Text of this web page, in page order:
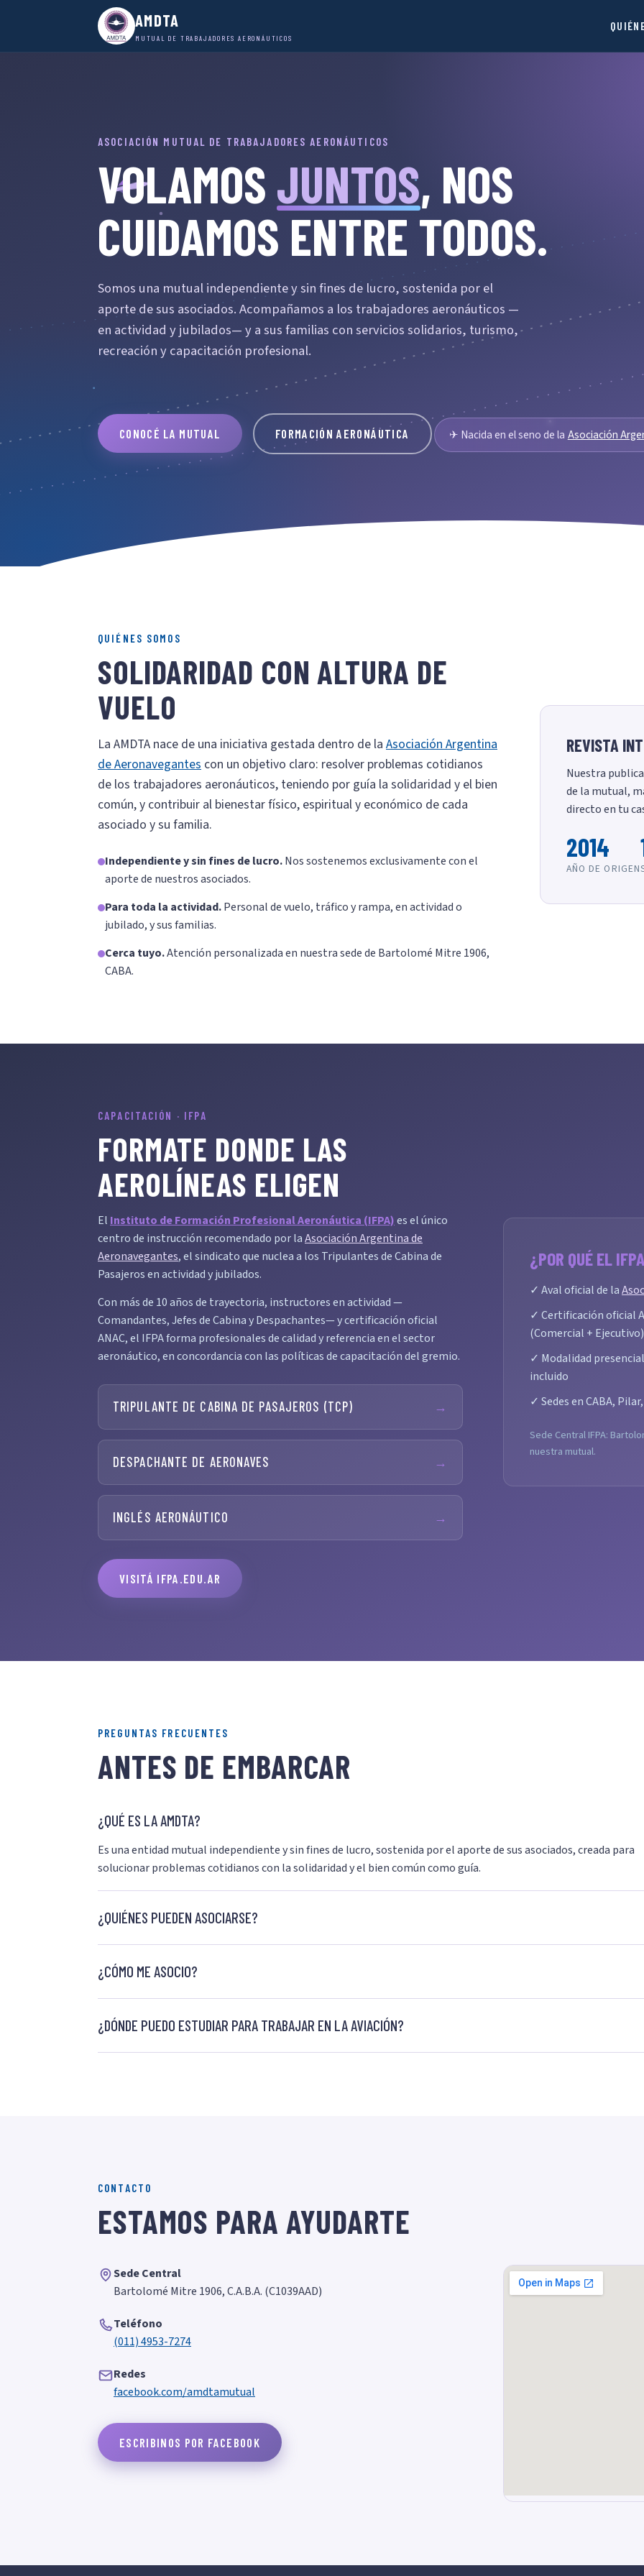
AMDTA
MUTUAL DE TRABAJADORES AERONÁUTICOS
ASOCIACIÓN MUTUAL DE TRABAJADORES AERONÁUTICOS
VOLAMOS JUNTOS, NOS
CUIDAMOS ENTRE TODOS.
Somos una mutual independiente y sin fines de lucro, sostenida por el
aporte de sus asociados. Acompañamos a los trabajadores aeronáuticos —
en actividad y jubilados— y a sus familias con servicios solidarios, turismo,
recreación y capacitación profesional.
CONOCÉ LA MUTUAL FORMACIÓN AERONÁUTICA ✈ Nacida en el seno de la Asociación
QUIÉNES SOMOS
SOLIDARIDAD CON ALTURA DE
VUELO
La AMDTA nace de una iniciativa gestada dentro de la Asociación Argentina
de Aeronavegantes con un objetivo claro: resolver problemas cotidianos
de los trabajadores aeronáuticos, teniendo por guía la solidaridad y el bien
común, y contribuir al bienestar físico, espiritual y económico de cada
asociado y su familia.
Independiente y sin fines de lucro.Nos sostenemos exclusivamente con el
aporte de nuestros asociados.
Para toda la actividad.Personal de vuelo, tráfico y rampa, en actividad o
jubilado, y sus familias.
Cerca tuyo.Atención personalizada en nuestra sede de Bartolomé Mitre 1906,
CABA.
REVISTA
Nuestra
de la mutual,
directo en tu
2014
AÑO DE ORIGEN
CAPACITACIÓN · IFPA
FORMATE DONDE LAS
AEROLÍNEAS ELIGEN
El Instituto de Formación Profesional Aeronáutica (IFPA)es el único
centro de instrucción recomendado por laAsociación Argentina de
Aeronavegantes, el sindicato que nuclea a los Tripulantes de Cabina de
Pasajeros en actividad y jubilados.
Con más de 10 años de trayectoria, instructores en actividad —
Comandantes, Jefes de Cabina y Despachantes— y certificación oficial
ANAC, el IFPA forma profesionales de calidad y referencia en el sector
aeronáutico, en concordancia con las políticas de capacitación del gremio.
TRIPULANTE DE CABINA DE PASAJEROS (TCP) →
DESPACHANTE DE AERONAVES →
INGLÉS AERONÁUTICO →
VISITÁ IFPA.EDU.AR
¿POR QUÉ EL
✓ Aval oficial de la
✓ Certificación oficial
(Comercial + Ejecutivo)
✓ Modalidad
incluido
✓ Sedes en CABA,
Sede Central IFPA:
nuestra mutual.
PREGUNTAS FRECUENTES
ANTES DE EMBARCAR
¿QUÉ ES LA AMDTA?
Es una entidad mutual independiente y sin fines de lucro, sostenida por el aporte de sus asociados, creada para
solucionar problemas cotidianos con la solidaridad y el bien común como guía.
¿QUIÉNES PUEDEN ASOCIARSE?
¿CÓMO ME ASOCIO?
¿DÓNDE PUEDO ESTUDIAR PARA TRABAJAR EN LA AVIACIÓN?
CONTACTO
ESTAMOS PARA AYUDARTE
Sede Central
Bartolomé Mitre 1906, C.A.B.A. (C1039AAD)
Teléfono
(011) 4953-7274
Redes
facebook.com/amdtamutual
ESCRIBINOS POR FACEBOOK